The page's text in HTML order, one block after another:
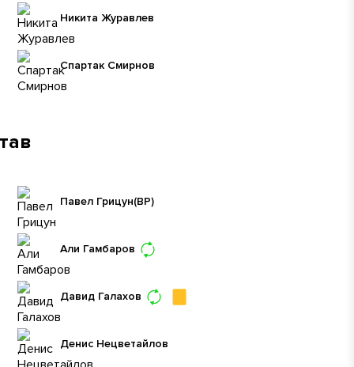
Никита Журавлев
Спартак Смирнов
Павел Грицун(ВР)
Али Гамбаров
Давид Галахов
Денис Нецветайлов